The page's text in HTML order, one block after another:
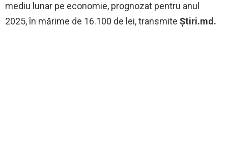
mediu lunar pe economie, prognozat pentru anul
2025, în mărime de 16.100 de lei, transmite Știri.md.